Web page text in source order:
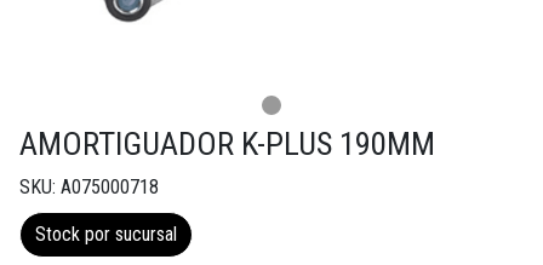
AMORTIGUADOR K-PLUS 190MM
SKU: A075000718
Stock por sucursal